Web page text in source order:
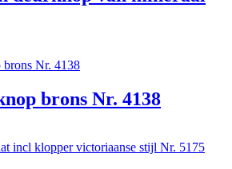
brons Nr. 4138